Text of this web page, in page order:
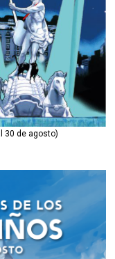
30 de agosto)